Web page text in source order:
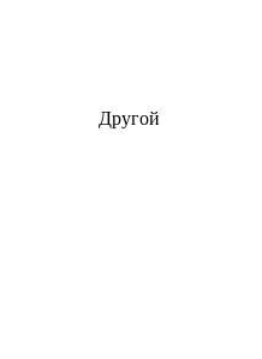
Другой